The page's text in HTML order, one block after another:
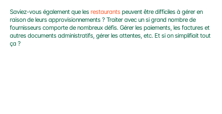
Saviez-vous également que les restaurants peuvent être difficiles à gérer en
raison de leurs approvisionnements ? Traiter avec un si grand nombre de
fournisseurs comporte de nombreux défis. Gérer les paiements, les factures et
autres documents administratifs, gérer les attentes, etc. Et si on simplifiait tout
ça ?